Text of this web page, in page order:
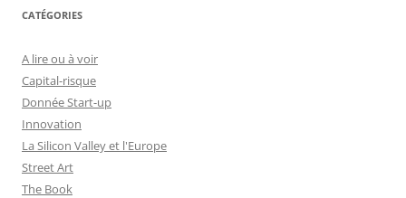
CATÉGORIES
A lire ou à voir
Capital-risque
Donnée Start-up
Innovation
La Silicon Valley et l'Europe
Street Art
The Book